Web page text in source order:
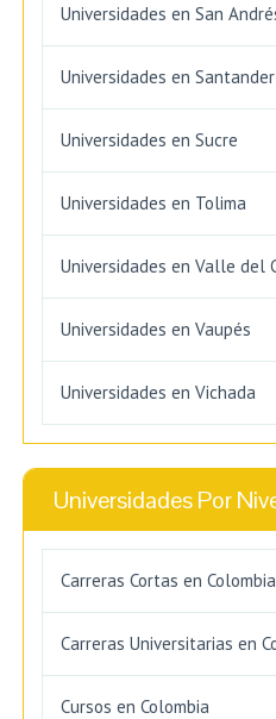
Universidades en San
Universidades en Santander
Universidades en Sucre
Universidades en Tolima
Universidades en Valle del
Universidades en Vaupés
Universidades en Vichada
Universidades Por
Carreras Cortas en Colombia
Carreras Universitarias en
Cursos en Colombia